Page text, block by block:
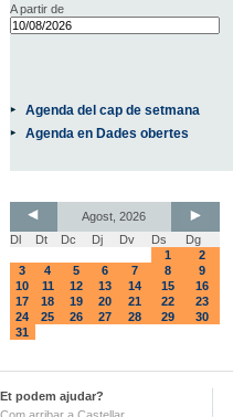
A partir de
Agenda del cap de setmana
Agenda en Dades obertes
Agost, 2026
Dl
Dt Dc Dj Dv Ds
Dg
1
2
3
4 5 6 7 8
9
10
11 12 13 14 15
16
17
18 19 20 21 22
23
24
25 26 27 28 29
30
31
Et podem ajudar?